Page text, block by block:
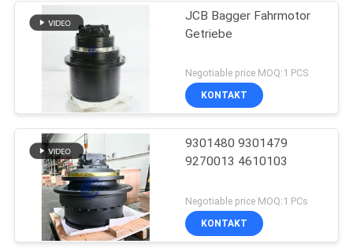
JCB Bagger Fahrmotor
Getriebe
Negotiable price MOQ:1 PCS
KONTAKT
9301480 9301479
9270013 4610103
Negotiable price MOQ:1 PCs
KONTAKT